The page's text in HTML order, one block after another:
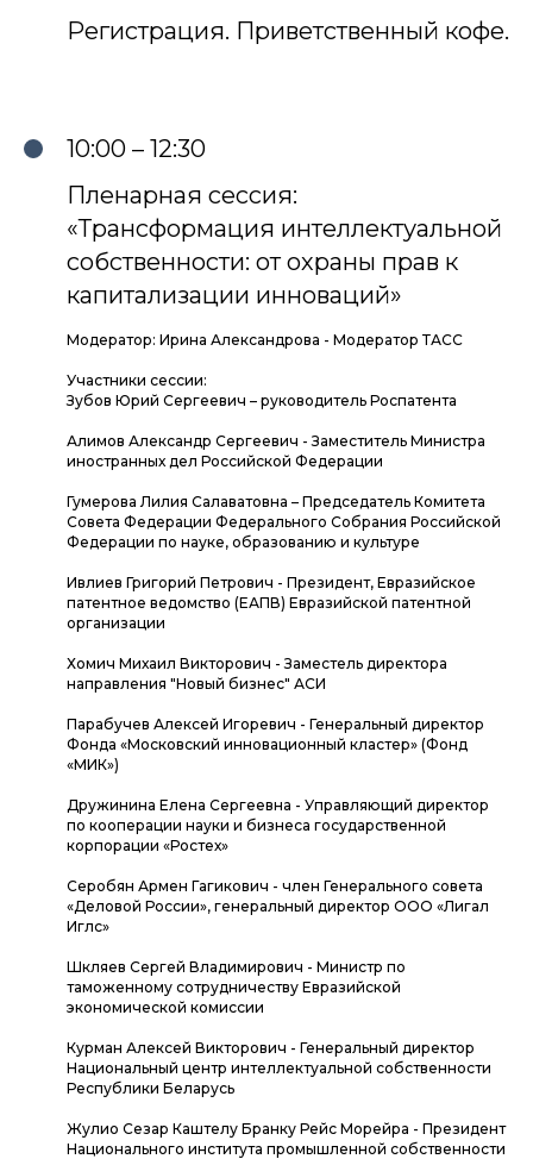
Регистрация. Приветственный кофе.
10:00 – 12:30
Пленарная сессия:
«Трансформация интеллектуальной
собственности: от охраны прав к
капитализации инноваций»
Модератор: Ирина Александрова - Модератор ТАСС
Участники сессии:
Зубов Юрий Сергеевич – руководитель Роспатента
Алимов Александр Сергеевич - Заместитель Министра
иностранных дел Российской Федерации
Гумерова Лилия Салаватовна – Председатель Комитета
Совета Федерации Федерального Собрания Российской
Федерации по науке, образованию и культуре
Ивлиев Григорий Петрович - Президент, Евразийское
патентное ведомство (ЕАПВ) Евразийской патентной
организации
Хомич Михаил Викторович - Заместель директора
направления "Новый бизнес" АСИ
Парабучев Алексей Игоревич - Генеральный директор
Фонда «Московский инновационный кластер» (Фонд
«МИК»)
Дружинина Елена Сергеевна - Управляющий директор
по кооперации науки и бизнеса государственной
корпорации «Ростех»
Серобян Армен Гагикович - член Генерального совета
«Деловой России», генеральный директор ООО «Лигал
Иглс»
Шкляев Сергей Владимирович - Министр по
таможенному сотрудничеству Евразийской
экономической комиссии
Курман Алексей Викторович - Генеральный директор
Национальный центр интеллектуальной собственности
Республики Беларусь
Жулио Сезар Каштелу Бранку Рейс Морейра - Президент
Национального института промышленной собственности